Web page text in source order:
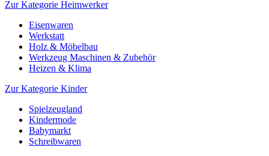
Zur Kategorie Heimwerker
Eisenwaren
Werkstatt
Holz & Möbelbau
Werkzeug Maschinen & Zubehör
Heizen & Klima
Zur Kategorie Kinder
Spielzeugland
Kindermode
Babymarkt
Schreibwaren